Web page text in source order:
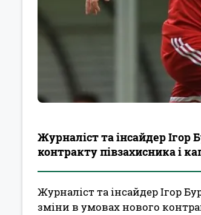
Журналіст та інсайдер Ігор
контракту півзахисника і
Журналіст та інсайдер Ігор
зміни в умовах нового